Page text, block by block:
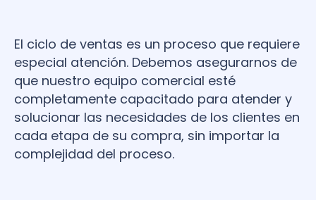
El ciclo de ventas es un proceso que requiere
especial atención. Debemos asegurarnos de
que nuestro equipo comercial esté
completamente capacitado para atender y
solucionar las necesidades de los clientes en
cada etapa de su compra, sin importar la
complejidad del proceso.